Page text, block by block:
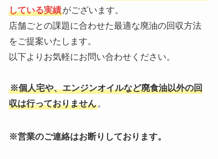
している実績がございます。
店舗ごとの課題に合わせた最適な廃油の回収方法
をご提案いたします。
以下よりお気軽にお問い合わせください。
※個人宅や、エンジンオイルなど廃食油以外の回
収は行っておりません。
※営業のご連絡はお断りしております。